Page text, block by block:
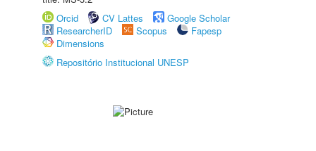
Orcid
CV Lattes
Google Scholar
ResearcherID
Scopus
Fapesp
Dimensions
Repositório Institucional UNESP